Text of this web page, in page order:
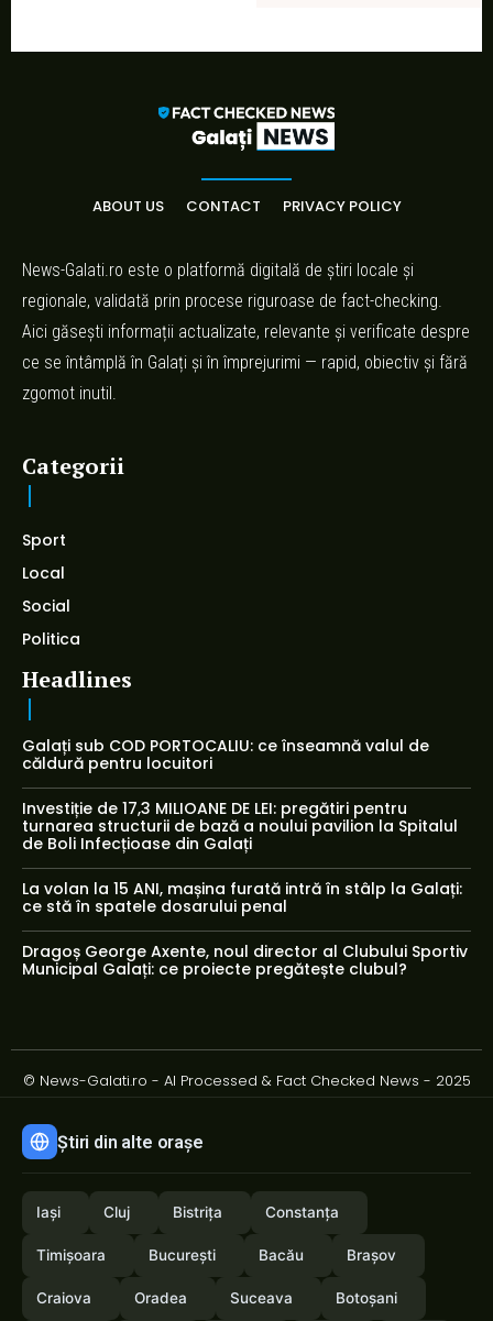
ABOUT US CONTACT PRIVACY POLICY
News-Galati.ro este o platformă digitală de știri locale și
regionale, validată prin procese riguroase de fact-checking.
Aici găsești informații actualizate, relevante și verificate despre
ce se întâmplă în Galați și în împrejurimi — rapid, obiectiv și fără
zgomot inutil.
Categorii
Sport
Local
Social
Politica
Headlines
Galați sub COD PORTOCALIU: ce înseamnă valul de
căldură pentru locuitori
Investiție de 17,3 MILIOANE DE LEI: pregătiri pentru
turnarea structurii de bază a noului pavilion la Spitalul
de Boli Infecțioase din Galați
La volan la 15 ANI, mașina furată intră în stâlp la Galați:
ce stă în spatele dosarului penal
Dragoș George Axente, noul director al Clubului Sportiv
Municipal Galați: ce proiecte pregătește clubul?
© News-Galati.ro - AI Processed & Fact Checked News - 2025
Știri din alte orașe
Iași Cluj Bistrița Constanța
Timișoara București Bacău Brașov
Craiova Oradea Suceava Botoșani